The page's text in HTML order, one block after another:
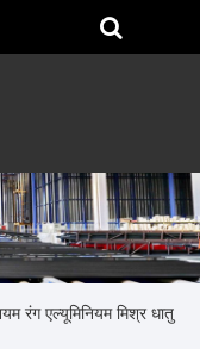
रंग एल्यूमिनियम मिश्र धातु